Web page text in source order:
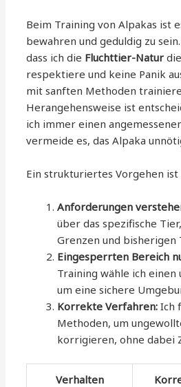
Beim Training von Alpakas ist
bewahren und geduldig zu
dass ich die Fluchttier-Natur
respektiere und keine Panik
mit sanften Methoden
Herangehensweise ist
ich immer einen
vermeide es, das Alpaka
Ein strukturiertes Vorgehen ist
Anforderungen
über das spezifische
Grenzen und bisherigen
Eingesperrten Bereich
Training wähle ich einen
um eine sichere
Korrekte Verfahren: Ich
Methoden, um
korrigieren, ohne dabei
Verhalten